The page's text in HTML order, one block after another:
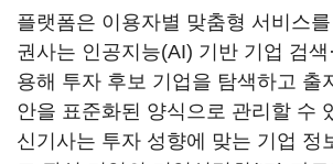
플랫폼은 이용자별 맞춤형 서비스
권사는 인공지능(AI) 기반 기업 검색
용해 투자 후보 기업을 탐색하고 출
안을 표준화된 양식으로 관리할 수
신기사는 투자 성향에 맞는 기업 정